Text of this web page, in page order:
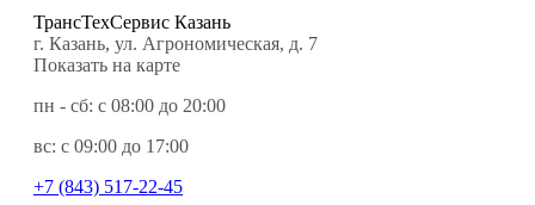
ТрансТехСервис Казань
г. Казань, ул. Агрономическая, д. 7
Показать на карте
пн - сб: с 08:00 до 20:00
вс: с 09:00 до 17:00
+7 (843) 517-22-45